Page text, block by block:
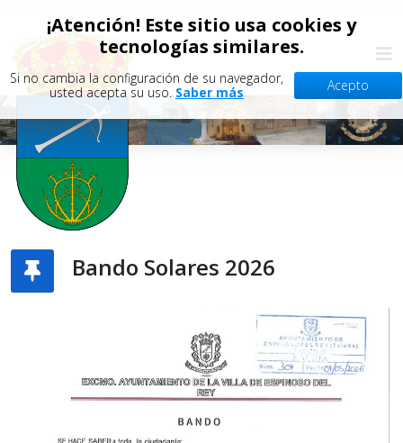
¡Atención! Este sitio usa cookies y
tecnologías similares.
Si no cambia la configuración de su navegador,
usted acepta su uso. Saber más Acepto
Bando Solares 2026